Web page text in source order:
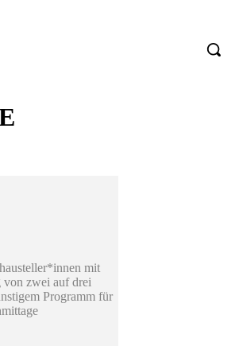
mit
von zwei auf drei
Programm für